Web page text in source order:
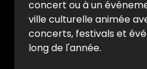
concert ou à un
ville culturelle animée
concerts, festivals et
long de l'année.